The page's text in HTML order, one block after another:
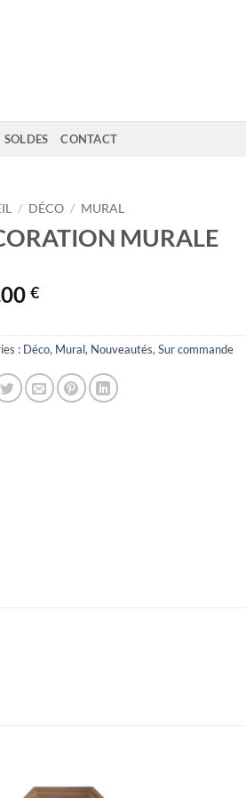
SOLDES CONTACT
/ DÉCO / MURAL
MURALE
€
: Déco, Mural, Nouveautés, Sur commande